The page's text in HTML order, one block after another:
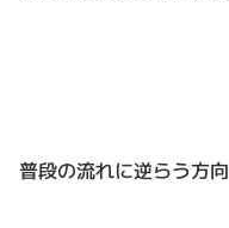
普段の流れに逆らう方